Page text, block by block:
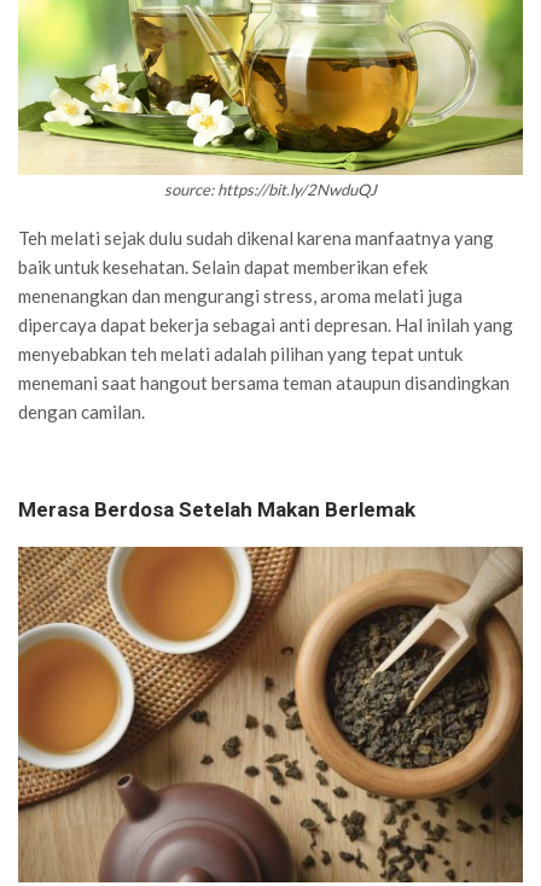
source: https://bit.ly/2NwduQJ
Teh melati sejak dulu sudah dikenal karena manfaatnya yang
baik untuk kesehatan. Selain dapat memberikan efek
menenangkan dan mengurangi stress, aroma melati juga
dipercaya dapat bekerja sebagai anti depresan. Hal inilah yang
menyebabkan teh melati adalah pilihan yang tepat untuk
menemani saat hangout bersama teman ataupun disandingkan
dengan camilan.
Merasa Berdosa Setelah Makan Berlemak